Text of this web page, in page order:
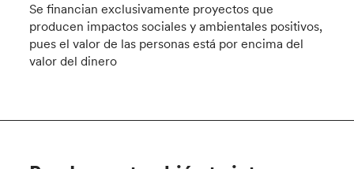
Se financian exclusivamente proyectos que
producen impactos sociales y ambientales positivos,
pues el valor de las personas está por encima del
valor del dinero